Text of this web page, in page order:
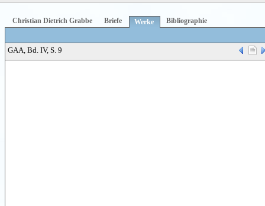
Christian Dietrich Grabbe Briefe Werke Bibliographie
GAA, Bd. IV, S. 9